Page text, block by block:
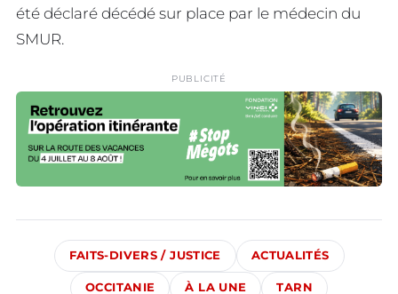
été déclaré décédé sur place par le médecin du
SMUR.
PUBLICITÉ
FAITS-DIVERS / JUSTICE ACTUALITÉS
OCCITANIE À LA UNE TARN